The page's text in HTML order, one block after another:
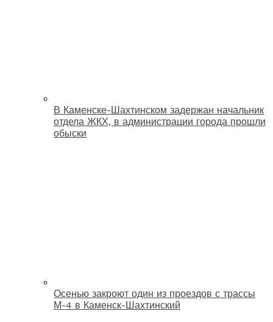
В Каменске-Шахтинском задержан начальник
отдела ЖКХ, в администрации города прошли
обыски
Осенью закроют один из проездов с трассы
М-4 в Каменск-Шахтинский